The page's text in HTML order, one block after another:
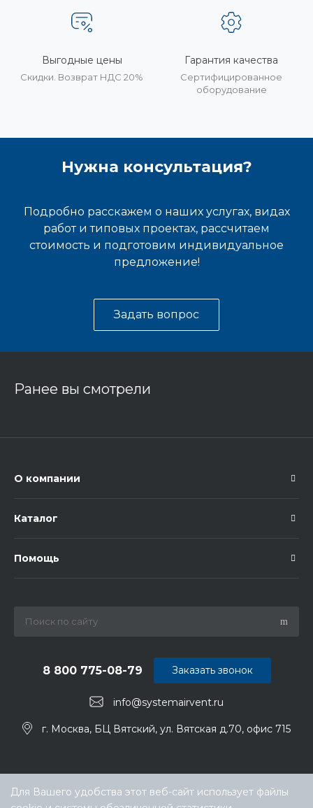
Выгодные цены
Скидки. Возврат НДС 20%
Гарантия качества
Сертифицированное
оборудование
Нужна консультация?
Подробно расскажем о наших услугах, видах
работ и типовых проектах, рассчитаем
стоимость и подготовим индивидуальное
предложение!
Задать вопрос
Ранее вы смотрели
О компании
Каталог
Помощь
info@systemairvent.ru
8 800 775-08-79
г. Москва, БЦ Вятский, ул. Вятская д.70, офис 715
Заказать звонок
Для Вашего удобства этот веб-сайт использует файлы